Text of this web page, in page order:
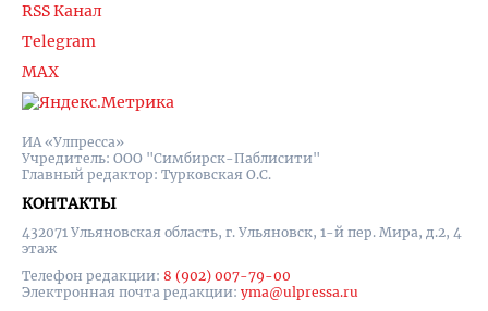
ИА «Улпресса»
Учредитель: ООО "Симбирск-Паблисити"
Главный редактор: Турковская О.С.
КОНТАКТЫ
432071 Ульяновская область, г. Ульяновск, 1-й пер. Мира, д.2, 4
этаж
Телефон редакции: 8 (902) 007-79-00
Электронная почта редакции: yma@ulpressa.ru
RSS Канал
Telegram
MAX